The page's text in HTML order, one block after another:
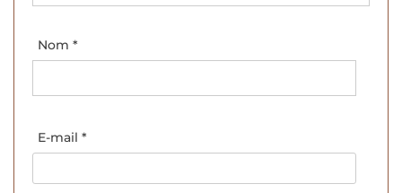
Nom *
E-mail *